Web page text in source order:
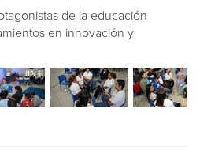
INNOVATEC 2026: Protagonistas
técnica inician entrenamientos en